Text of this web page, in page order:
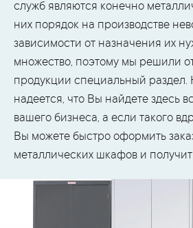
служб являются конечно
них порядок на производстве
зависимости от назначения их
множество, поэтому мы решили
продукции специальный
надеется, что Вы найдете здесь
вашего бизнеса, а если такого
Вы можете быстро оформить
металлических шкафов и